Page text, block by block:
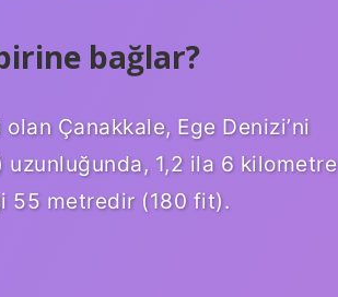
bağlar?
Çanakkale, Ege Denizi’ni
uzunluğunda, 1,2 ila 6 kilometre
55 metredir (180 fit).